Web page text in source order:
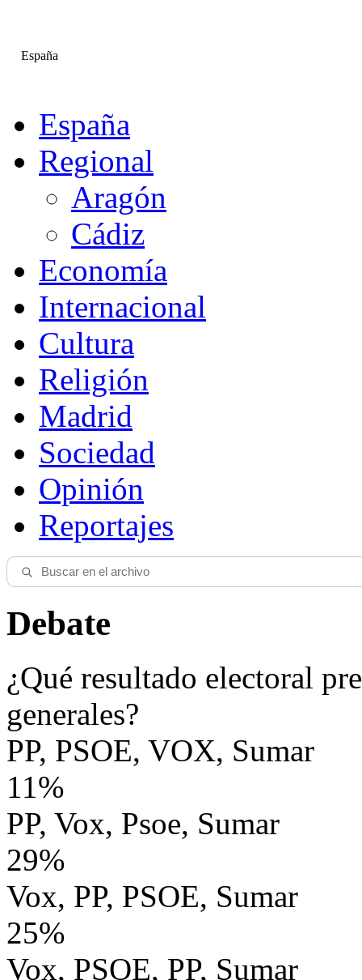
España
España
Regional
Aragón
Cádiz
Economía
Internacional
Cultura
Religión
Madrid
Sociedad
Opinión
Reportajes
Debate
¿Qué resultado electoral
generales?
PP, PSOE, VOX, Sumar
11%
PP, Vox, Psoe, Sumar
29%
Vox, PP, PSOE, Sumar
25%
Vox, PSOE, PP, Sumar